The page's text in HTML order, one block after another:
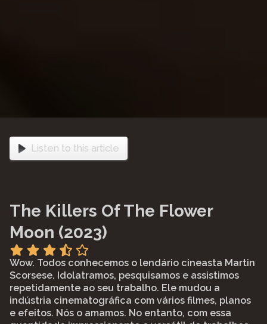
Listen to this article
The Killers Of The Flower
Moon (2023)
Wow. Todos conhecemos o lendário cineasta Martin
Scorsese. Idolatramos, pesquisamos e assistimos
repetidamente ao seu trabalho. Ele mudou a
indústria cinematográfica com vários filmes, planos
e efeitos. Nós o amamos. No entanto, com essa